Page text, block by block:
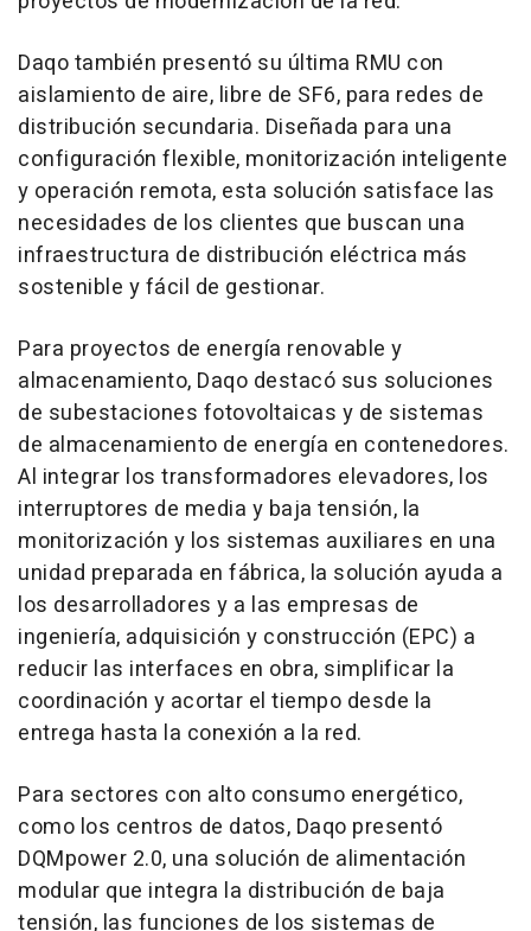
Daqo también presentó su última RMU con
aislamiento de aire, libre de SF6, para redes de
distribución secundaria. Diseñada para una
configuración flexible, monitorización inteligente
y operación remota, esta solución satisface las
necesidades de los clientes que buscan una
infraestructura de distribución eléctrica más
sostenible y fácil de gestionar.
Para proyectos de energía renovable y
almacenamiento, Daqo destacó sus soluciones
de subestaciones fotovoltaicas y de sistemas
de almacenamiento de energía en contenedores.
Al integrar los transformadores elevadores, los
interruptores de media y baja tensión, la
monitorización y los sistemas auxiliares en una
unidad preparada en fábrica, la solución ayuda a
los desarrolladores y a las empresas de
ingeniería, adquisición y construcción (EPC) a
reducir las interfaces en obra, simplificar la
coordinación y acortar el tiempo desde la
entrega hasta la conexión a la red.
Para sectores con alto consumo energético,
como los centros de datos, Daqo presentó
DQMpower 2.0, una solución de alimentación
modular que integra la distribución de baja
tensión, las funciones de los sistemas de